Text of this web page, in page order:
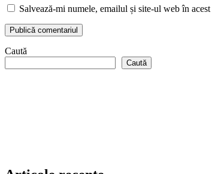
Salvează-mi numele, emailul și site-ul web în
Caută
Caută